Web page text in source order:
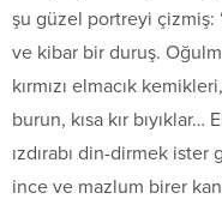
şu güzel portreyi çizmiş:
ve kibar bir duruş.
kırmızı elmacık
burun, kısa kır
ızdırabı din-dirmek ister
ince ve mazlum birer